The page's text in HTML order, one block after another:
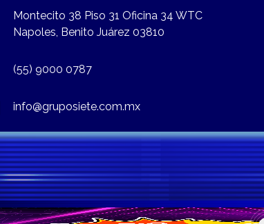
Montecito 38 Piso 31 Oficina 34 WTC
Napoles, Benito Juárez 03810
(55) 9000 0787
info@gruposiete.com.mx